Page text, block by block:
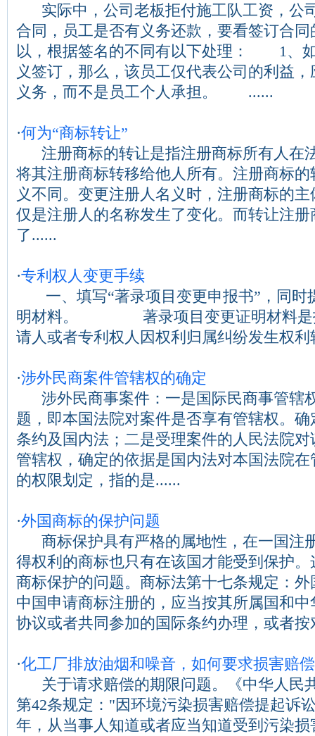
实际中，公司老板拒付施工队工资，公
合同，员工是否有义务还款，要看签订
以，根据签名的不同有以下处理： 1、
义签订，那么，该员工仅代表公司的利益
义务，而不是员工个人承担。 ......
·何为“商标转让”
注册商标的转让是指注册商标所有人在
将其注册商标转移给他人所有。注册商标
义不同。变更注册人名义时，注册商标的
仅是注册人的名称发生了变化。而转让注
了......
·专利权人变更手续
一、填写“著录项目变更申报书”，同时
明材料。 著录项目变更证明材
请人或者专利权人因权利归属纠纷发生权利
·涉外民商案件管辖权的确定
涉外民商事案件：一是国际民商事管辖
题，即本国法院对案件是否享有管辖权。
条约及国内法；二是受理案件的人民法院
管辖权，确定的依据是国内法对本国法院
的权限划定，指的是......
·外国商标的保护问题
商标保护具有严格的属地性，在一国注
得权利的商标也只有在该国才能受到保护
商标保护的问题。商标法第十七条规定：
中国申请商标注册的，应当按其所属国和
协议或者共同参加的国际条约办理，或者按
·化工厂排放油烟和噪音，如何要求损害赔
关于请求赔偿的期限问题。《中华人民
第42条规定："因环境污染损害赔偿提起诉
年，从当事人知道或者应当知道受到污染